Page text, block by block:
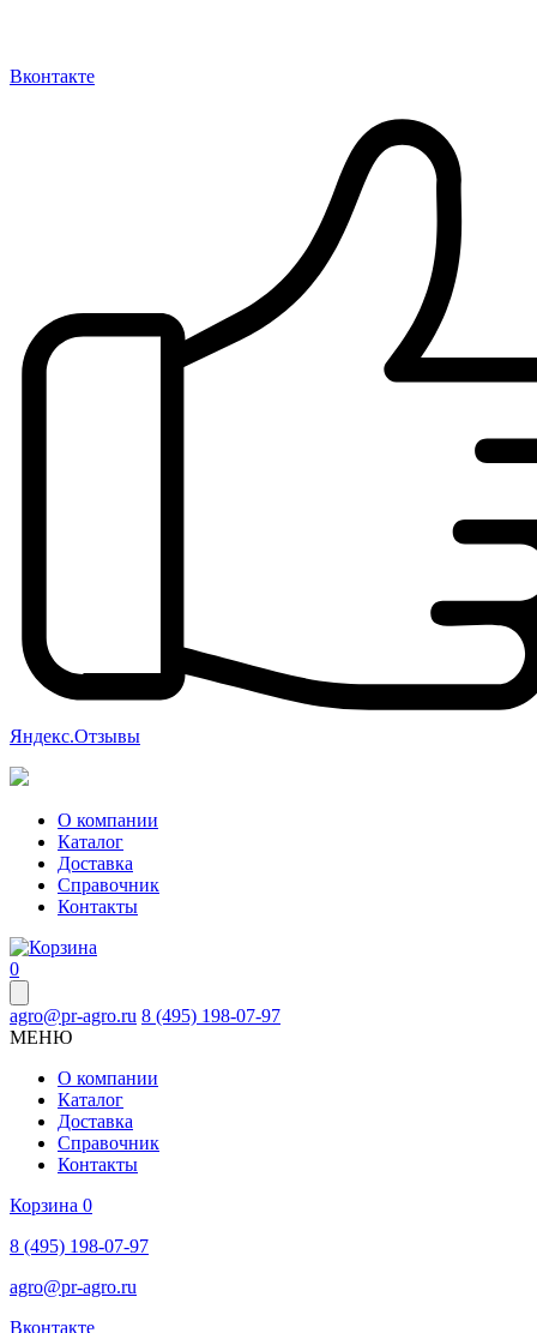
Вконтакте
Яндекс.Отзывы
О компании
Каталог
Доставка
Справочник
Контакты
0
agro@pr-agro.ru 8 (495) 198-07-97
МЕНЮ
О компании
Каталог
Доставка
Справочник
Контакты
Корзина 0
8 (495) 198-07-97
agro@pr-agro.ru
Вконтакте